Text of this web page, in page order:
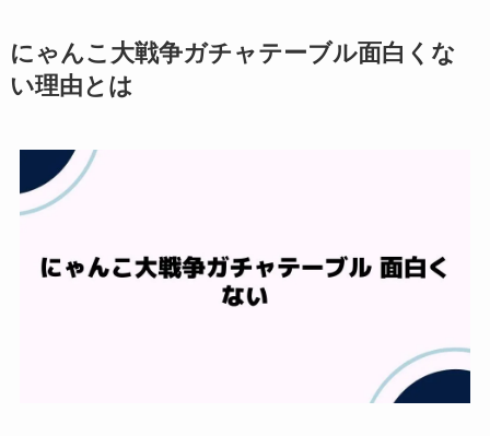
にゃんこ大戦争ガチャテーブル面白くな
い理由とは